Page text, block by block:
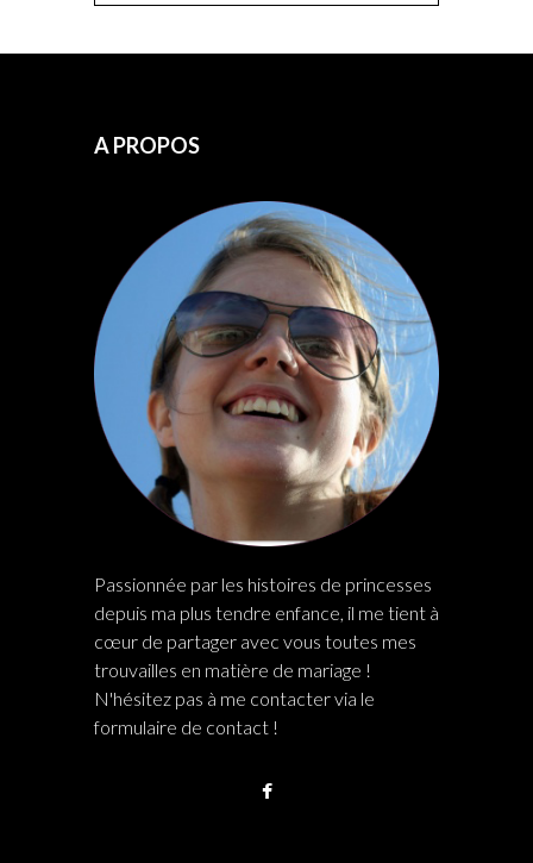
A PROPOS
Passionnée par les histoires de princesses
depuis ma plus tendre enfance, il me tient à
cœur de partager avec vous toutes mes
trouvailles en matière de mariage !
N'hésitez pas à me contacter via le
formulaire de contact !